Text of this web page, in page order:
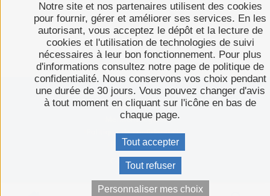
Plan du site
Mentions légales
Politique de confidentialité
Espace presse
C-toucom web
Notre site et nos partenaires utilisent des cookies
pour fournir, gérer et améliorer ses services. En les
autorisant, vous acceptez le dépôt et la lecture de
cookies et l'utilisation de technologies de suivi
nécessaires à leur bon fonctionnement. Pour plus
d'informations consultez notre page de politique de
confidentialité. Nous conservons vos choix pendant
une durée de 30 jours. Vous pouvez changer d'avis
à tout moment en cliquant sur l'icône en bas de
chaque page.
Tout accepter
Tout refuser
Personnaliser mes choix